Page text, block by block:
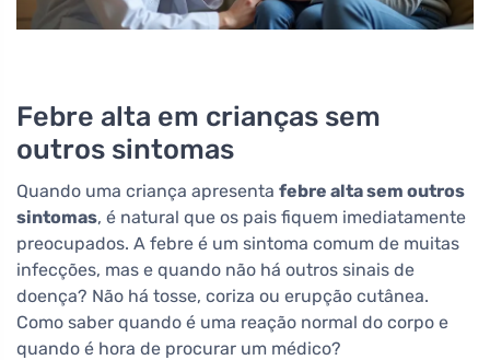
Febre alta em crianças sem
outros sintomas
Quando uma criança apresenta febre alta sem outros
sintomas, é natural que os pais fiquem imediatamente
preocupados. A febre é um sintoma comum de muitas
infecções, mas e quando não há outros sinais de
doença? Não há tosse, coriza ou erupção cutânea.
Como saber quando é uma reação normal do corpo e
quando é hora de procurar um médico?